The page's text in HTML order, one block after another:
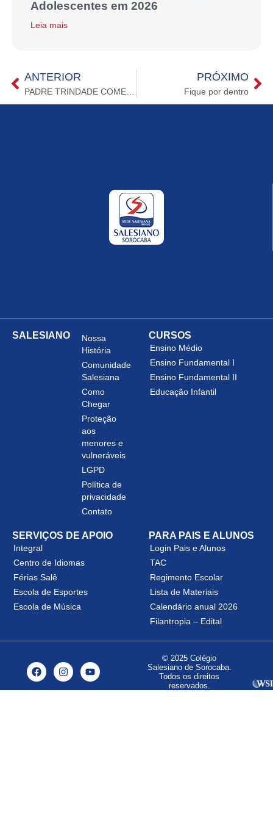
Adolescentes em 2026
Leia mais
ANTERIOR
PADRE TRINDADE COMEÇA A SE DESPEDIR DA COMUNIDADE SALESIANA DE SOROCABA
PRÓXIMO
Fique por dentro
SALESIANO
Nossa
História
Comunidade
Salesiana
Como
Chegar
Proteção
aos
menores e
vulneráveis
LGPD
Política de
privacidade
Contato
CURSOS
Ensino Médio
Ensino Fundamental I
Ensino Fundamental II
Educação Infantil
SERVIÇOS DE APOIO
Integral
Centro de Idiomas
Férias Salê
Escola de Esportes
Escola de Música
PARA PAIS E ALUNOS
Login Pais e Alunos
TAC
Regimento Escolar
Lista de Materiais
Calendário anual 2026
Filantropia – Edital
© 2025 Colégio
Salesiano de Sorocaba.
Todos os direitos
reservados.